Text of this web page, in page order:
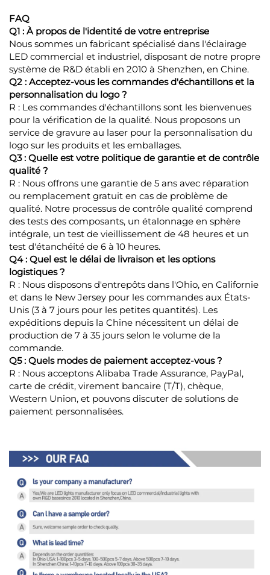
FAQ
Q1 : À propos de l'identité de votre entreprise
Nous sommes un fabricant spécialisé dans l'éclairage
LED commercial et industriel, disposant de notre propre
système de R&D établi en 2010 à Shenzhen, en Chine.
Q2 : Acceptez-vous les commandes d'échantillons et la
personnalisation du logo ?
R : Les commandes d'échantillons sont les bienvenues
pour la vérification de la qualité. Nous proposons un
service de gravure au laser pour la personnalisation du
logo sur les produits et les emballages.
Q3 : Quelle est votre politique de garantie et de contrôle
qualité ?
R : Nous offrons une garantie de 5 ans avec réparation
ou remplacement gratuit en cas de problème de
qualité. Notre processus de contrôle qualité comprend
des tests des composants, un étalonnage en sphère
intégrale, un test de vieillissement de 48 heures et un
test d'étanchéité de 6 à 10 heures.
Q4 : Quel est le délai de livraison et les options
logistiques ?
R : Nous disposons d'entrepôts dans l'Ohio, en Californie
et dans le New Jersey pour les commandes aux États-
Unis (3 à 7 jours pour les petites quantités). Les
expéditions depuis la Chine nécessitent un délai de
production de 7 à 35 jours selon le volume de la
commande.
Q5 : Quels modes de paiement acceptez-vous ?
R : Nous acceptons Alibaba Trade Assurance, PayPal,
carte de crédit, virement bancaire (T/T), chèque,
Western Union, et pouvons discuter de solutions de
paiement personnalisées.